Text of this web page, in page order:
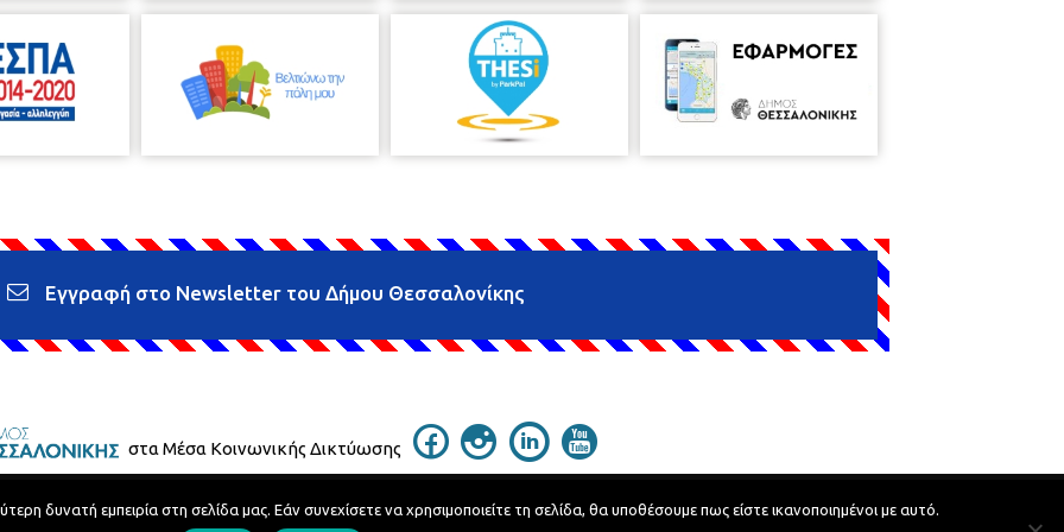
Εγγραφή στο Newsletter του Δήμου Θεσσαλονίκης
στα Μέσα Κοινωνικής Δικτύωσης
Τηλεφωνικός Κατάλογος Developed byMyCompany Projects
δυνατή εμπειρία στη σελίδα μας. Εάν συνεχίσετε να χρησιμοποιείτε τη σελίδα, θα υποθέσουμε πως είστε ικανοποιημένοι με αυτό.